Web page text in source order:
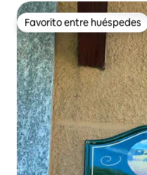
Favorito entre huéspedes
Favorito entre huéspedes